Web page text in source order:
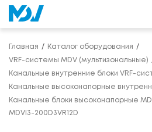
Главная Каталог оборудования
VRF-системы MDV (мультизональные)
Канальные внутренние блоки VRF-
Канальные высоконапорные
Канальные блоки высоконапорные
MDVI3-200D3VR12D